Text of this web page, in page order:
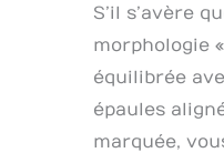
S’il s’avère
morphologie
équilibrée
épaules
marquée,